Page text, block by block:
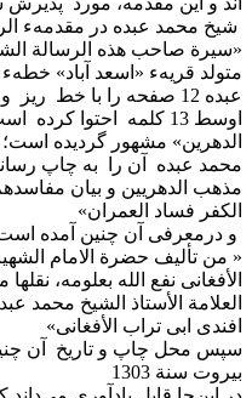
شیخ محمد عبده در مقدمهء
«سیرة صاحب هذه الرسالة
متولد قریهء «اسعد آباد»
اوسط 13 کلمه احتوا
الدهرین» مشهور گردیده
محمد عبده آن را به چاپ
مذهب الدهریین و بیان
الکفر فساد العمران»
و درمعرفی آن چنین آمده
« من تألیف حضرة الامام
الأفغانی نفع الله بعلومه،
العلامة الأستاذ الشیخ
افندی ابی تراب الأفغانی»
سپس محل چاپ و تاریخ آن
بیروت سنة 1303